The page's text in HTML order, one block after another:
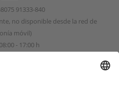
91333-840
no disponible desde la red de
móvil)
- 17:00 h
packaging.es